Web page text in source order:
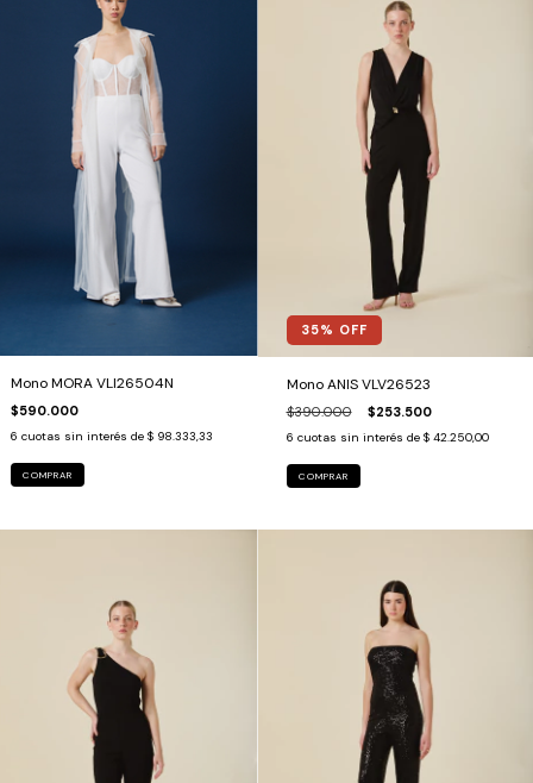
Mono MORA VLI26504N
$590.000
6 cuotas sin interés de $ 98.333,33
COMPRAR
35% OFF
Mono ANIS VLV26523
$390.000 $253.500
6 cuotas sin interés de $ 42.250,00
COMPRAR